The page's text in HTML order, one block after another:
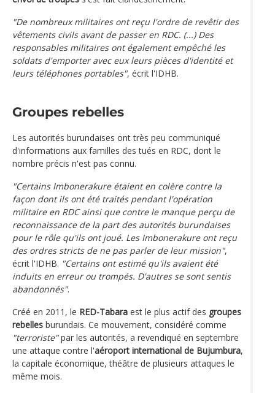
"De nombreux militaires ont reçu l'ordre de revêtir des
vêtements civils avant de passer en RDC. (...) Des
responsables militaires ont également empêché les
soldats d'emporter avec eux leurs pièces d'identité et
leurs téléphones portables", écrit l'IDHB.
Groupes rebelles
Les autorités burundaises ont très peu communiqué
d'informations aux familles des tués en RDC, dont le
nombre précis n'est pas connu.
"Certains Imbonerakure étaient en colère contre la
façon dont ils ont été traités pendant l'opération
militaire en RDC ainsi que contre le manque perçu de
reconnaissance de la part des autorités burundaises
pour le rôle qu'ils ont joué. Les Imbonerakure ont reçu
des ordres stricts de ne pas parler de leur mission",
écrit l'IDHB. "Certains ont estimé qu'ils avaient été
induits en erreur ou trompés. D'autres se sont sentis
abandonnés".
Créé en 2011, le RED-Tabara est le plus actif des groupes
rebelles burundais. Ce mouvement, considéré comme
"terroriste"par les autorités, a revendiqué en septembre
une attaque contre l'aéroport international de Bujumbura,
la capitale économique, théâtre de plusieurs attaques le
même mois.